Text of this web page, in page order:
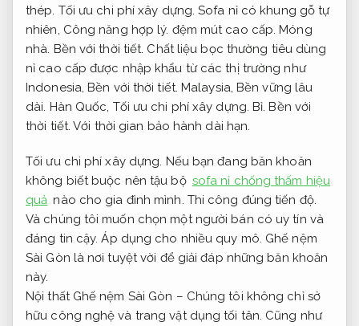
thép. Tối ưu chi phí xây dựng. Sofa nỉ có khung gỗ tự
nhiên, Công năng hợp lý. đệm mút cao cấp.Móng
nhà. Bền với thời tiết. Chất liệu bọc thường tiêu dùng
nỉ cao cấp được nhập khẩu từ các thị trường như
Indonesia,Bền với thời tiết. Malaysia,Bền vững lâu
dài. Hàn Quốc, Tối ưu chi phí xây dựng. Bỉ.Bền với
thời tiết. Với thời gian bảo hành dài hạn.
Tối ưu chi phí xây dựng. Nếu bạn đang băn khoăn
không biết buộc nên tậu bộ sofa nỉ chống thấm hiệu
quả nào cho gia đình mình. Thi công đúng tiến độ.
Và chúng tôi muốn chọn một người bán có uy tín và
đáng tin cậy.Áp dụng cho nhiều quy mô. Ghế nệm
Sài Gòn là nơi tuyệt vời để giải đáp những băn khoăn
này.
Nội thất Ghế nệm Sài Gòn – Chúng tôi không chỉ sở
hữu công nghệ và trang vật dụng tối tân. Cũng như